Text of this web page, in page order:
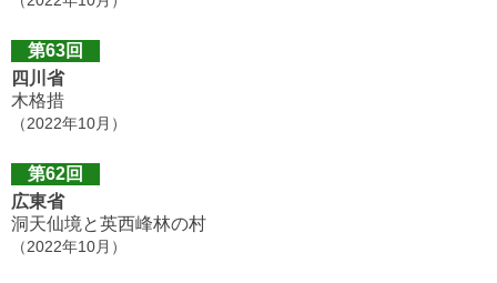
第63回
四川省
木格措
（2022年10月）
第62回
広東省
洞天仙境と英西峰林の村
（2022年10月）